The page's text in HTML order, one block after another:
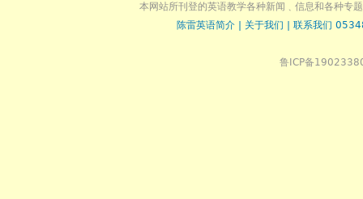
本网站所刊登的英语教学各种新闻﹑信息和各种专
陈雷英语简介
关于我们 联系我们
鲁ICP备